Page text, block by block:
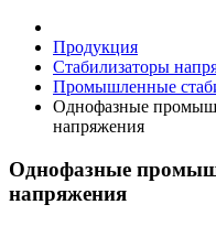
Продукция
Стабилизаторы
Промышленные
Однофазные
напряжения
Однофазные
напряжения